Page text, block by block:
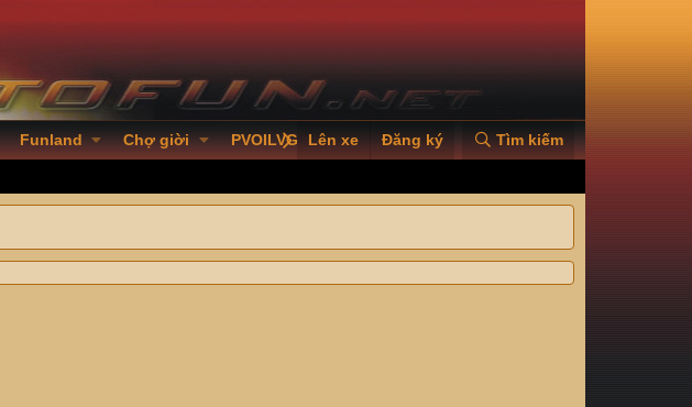
Funland Chợ giời PVOILVGC2026
Lên xe Đăng ký Tìm kiếm